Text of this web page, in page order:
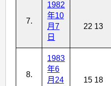
7.
1982
年10
月7
日
22 13
8.
1983
年6
月24
15 18